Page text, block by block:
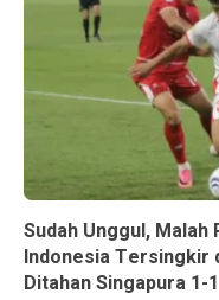
Sudah Unggul, Malah
Indonesia Tersingkir
Ditahan Singapura 1-1